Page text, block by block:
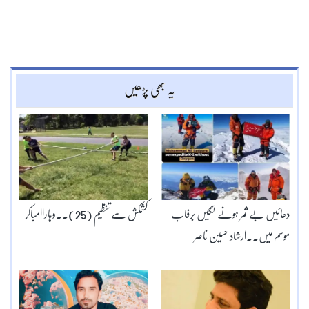
یہ بھی پڑھیں
کشمکش سے تنظیم (25)۔۔وہاراامباکر دعائیں بے ثمر ہونے لگیں برفاب
موسم میں۔۔ارشاد حسین ناصر